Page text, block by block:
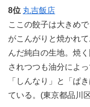
8位 丸吉飯店
ここの餃子は大きめ
がこんがりと焼かれ
んだ純白の生地。焼
されつつも油分によ
「しんなり」と「ぱ
ている。(東京都品川